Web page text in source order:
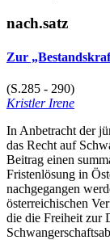
nach.satz
Zur
(S.285 - 290)
Kristler Irene
In Anbetracht der
das Recht auf
Beitrag einen
Fristenlösung in
nachgegangen
österreichischen
die die Freiheit zur